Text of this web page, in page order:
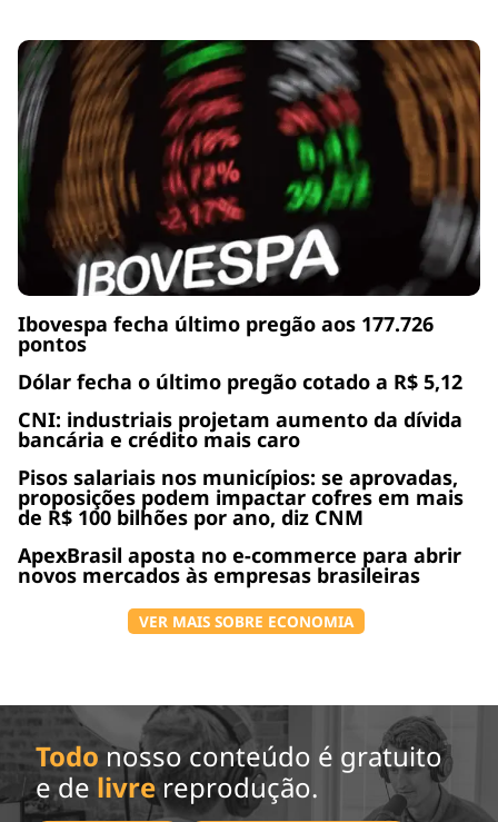
Ibovespa fecha último pregão aos 177.726
pontos
Dólar fecha o último pregão cotado a R$ 5,12
CNI: industriais projetam aumento da dívida
bancária e crédito mais caro
Pisos salariais nos municípios: se aprovadas,
proposições podem impactar cofres em mais
de R$ 100 bilhões por ano, diz CNM
ApexBrasil aposta no e-commerce para abrir
novos mercados às empresas brasileiras
VER MAIS SOBRE ECONOMIA
Todo nosso conteúdo é gratuito
e de livrereprodução.